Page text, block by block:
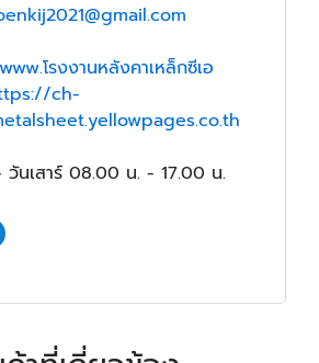
โรงงานหลังคาเหล็กซีเอ
ch-
นเสาร์ 08.00 น. - 17.00 น.